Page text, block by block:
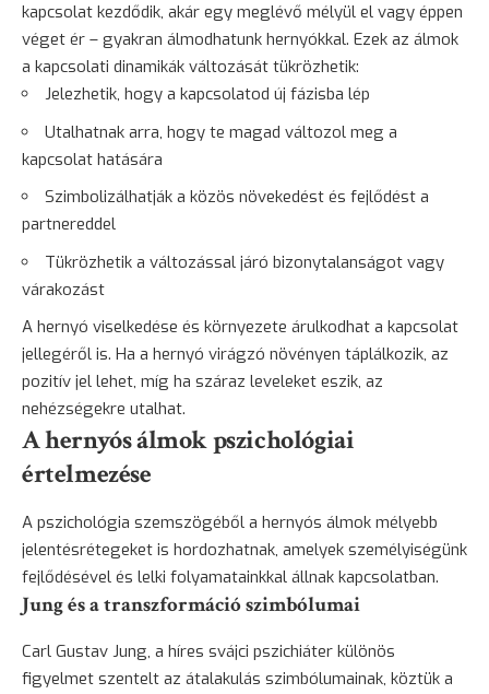
kapcsolat kezdődik, akár egy meglévő mélyül el vagy éppen
véget ér – gyakran álmodhatunk hernyókkal. Ezek az álmok
a kapcsolati dinamikák változását tükrözhetik:
Jelezhetik, hogy a kapcsolatod új fázisba lép
Utalhatnak arra, hogy te magad változol meg a
kapcsolat hatására
Szimbolizálhatják a közös növekedést és fejlődést a
partnereddel
Tükrözhetik a változással járó bizonytalanságot vagy
várakozást
A hernyó viselkedése és környezete árulkodhat a kapcsolat
jellegéről is. Ha a hernyó virágzó növényen táplálkozik, az
pozitív jel lehet, míg ha száraz leveleket eszik, az
nehézségekre utalhat.
A hernyós álmok pszichológiai
értelmezése
A pszichológia szemszögéből a hernyós álmok mélyebb
jelentésrétegeket is hordozhatnak, amelyek személyiségünk
fejlődésével és lelki folyamatainkkal állnak kapcsolatban.
Jung és a transzformáció szimbólumai
Carl Gustav Jung, a híres svájci pszichiáter különös
figyelmet szentelt az átalakulás szimbólumainak, köztük a